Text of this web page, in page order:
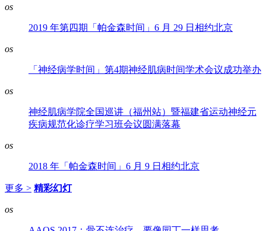
os
2019 年第四期「帕金森时间」6 月 29 日相约北京
os
「神经病学时间」第4期神经肌病时间学术会议成功举办
os
神经肌病学院全国巡讲（福州站）暨福建省运动神经元
疾病规范化诊疗学习班会议圆满落幕
os
2018 年「帕金森时间」6 月 9 日相约北京
更多 > 精彩幻灯
os